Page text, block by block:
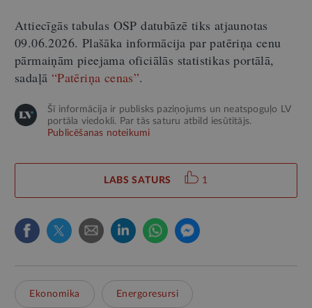
Attiecīgās tabulas OSP datubāzē tiks atjaunotas
09.06.2026. Plašāka informācija par patēriņa cenu
pārmaiņām pieejama oficiālās statistikas portālā,
sadaļā “Patēriņa cenas”.
Šī informācija ir publisks paziņojums un neatspoguļo LV
portāla viedokli. Par tās saturu atbild iesūtītājs.
Publicēšanas noteikumi
LABS SATURS 1
Ekonomika Energoresursi